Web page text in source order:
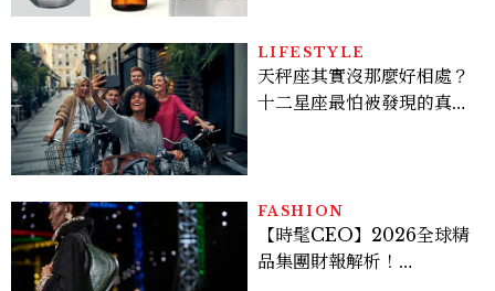
LIFESTYLE
天秤座其實沒那麼好相處？
十二星座最怕被發現的真實
FASHION
【時髦CEO】2026全球精
品集團財報解析！